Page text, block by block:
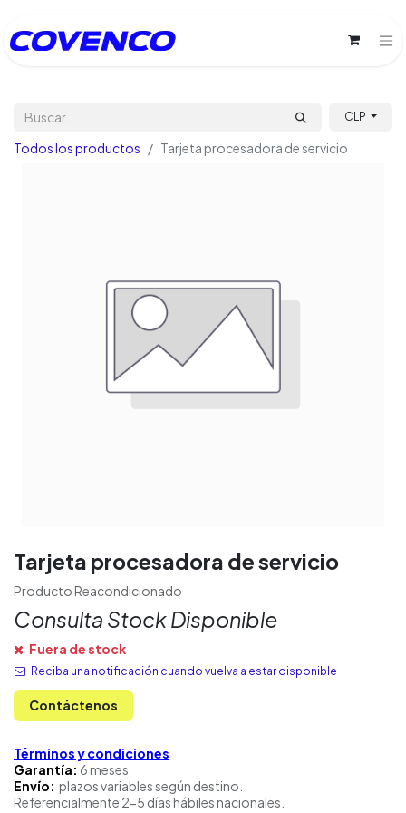
CLP
Todos los productos Tarjeta procesadora de servicio
Tarjeta procesadora de servicio
Producto Reacondicionado
Consulta Stock Disponible
Fuera de stock
Reciba una notificación cuando vuelva a estar disponible
Contáctenos
Términos y condiciones
Garantía: 6 meses
Envío: plazos variables según destino.
Referencialmente 2-5 días hábiles nacionales.